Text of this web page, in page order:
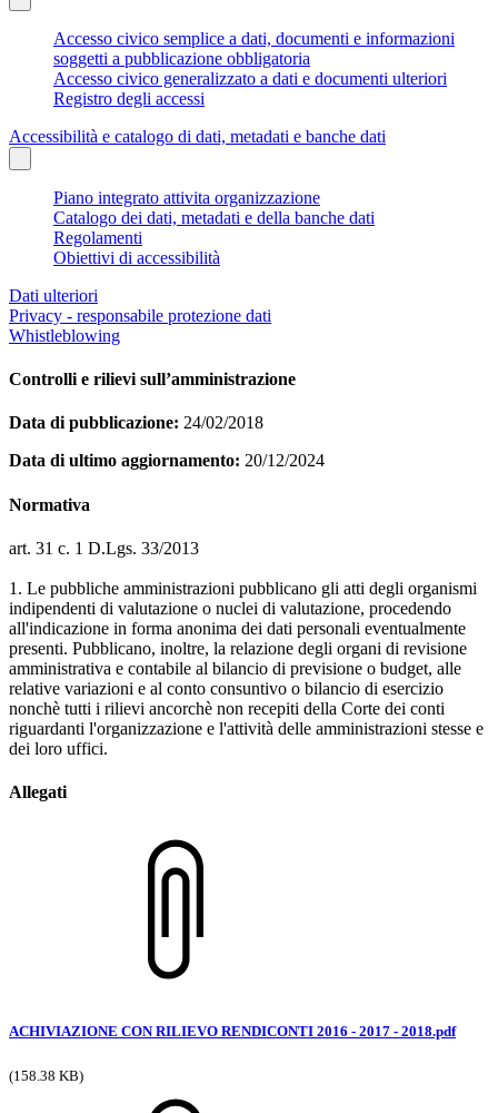
Accesso civico semplice a dati, documenti e informazioni
soggetti a pubblicazione obbligatoria
Accesso civico generalizzato a dati e documenti ulteriori
Registro degli accessi
Accessibilità e catalogo di dati, metadati e banche dati
Piano integrato attivita organizzazione
Catalogo dei dati, metadati e della banche dati
Regolamenti
Obiettivi di accessibilità
Dati ulteriori
Privacy - responsabile protezione dati
Whistleblowing
Controlli e rilievi sull’amministrazione
Data di pubblicazione: 24/02/2018
Data di ultimo aggiornamento: 20/12/2024
Normativa
art. 31 c. 1 D.Lgs. 33/2013
1. Le pubbliche amministrazioni pubblicano gli atti degli organismi
indipendenti di valutazione o nuclei di valutazione, procedendo
all'indicazione in forma anonima dei dati personali eventualmente
presenti. Pubblicano, inoltre, la relazione degli organi di revisione
amministrativa e contabile al bilancio di previsione o budget, alle
relative variazioni e al conto consuntivo o bilancio di esercizio
nonchè tutti i rilievi ancorchè non recepiti della Corte dei conti
riguardanti l'organizzazione e l'attività delle amministrazioni stesse e
dei loro uffici.
Allegati
ACHIVIAZIONE CON RILIEVO RENDICONTI 2016 - 2017 - 2018.pdf
(158.38 KB)